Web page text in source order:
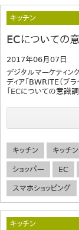
キッチン
ECについての
2017年06月07日
デジタルマーケティン
ディア「BWRITE（ブ
「ECについての意識
キッチン キッチ
ショッパー EC
スマホショッピング
キッチン